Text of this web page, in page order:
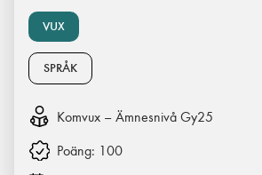
VUX
SPRÅK
Komvux – Ämnesnivå Gy25
Poäng: 100